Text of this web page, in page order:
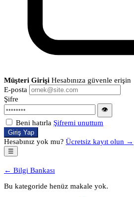
Müşteri Girişi Hesabınıza güvenle erişin
E-posta
Şifre
👁
Beni hatırla Şifremi unuttum
Giriş Yap
Hesabınız yok mu? Ücretsiz kayıt olun →
☰
← Bilgi Bankası
Bu kategoride henüz makale yok.